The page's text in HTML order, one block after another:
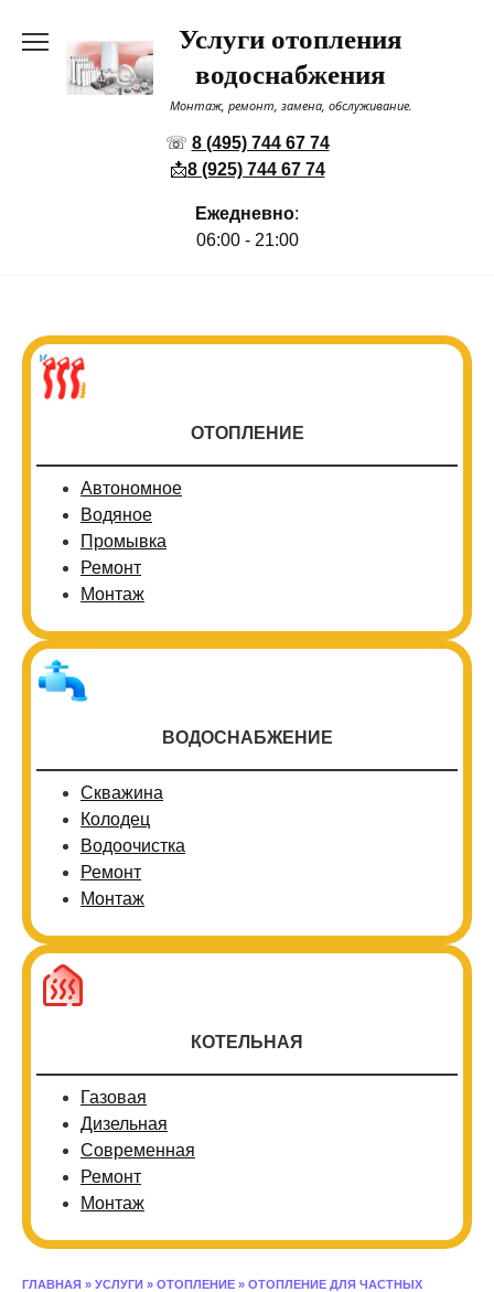
содержанию
Услуги отопления
водоснабжения
Монтаж, ремонт, замена, обслуживание.
☏ 8 (495) 744 67 74
📩8 (925) 744 67 74
Ежедневно:
06:00 - 21:00
ОТОПЛЕНИЕ
Автономное
Водяное
Промывка
Ремонт
Монтаж
ВОДОСНАБЖЕНИЕ
Скважина
Колодец
Водоочистка
Ремонт
Монтаж
КОТЕЛЬНАЯ
Газовая
Дизельная
Современная
Ремонт
Монтаж
ГЛАВНАЯ » УСЛУГИ » ОТОПЛЕНИЕ » ОТОПЛЕНИЕ ДЛЯ ЧАСТНЫХ